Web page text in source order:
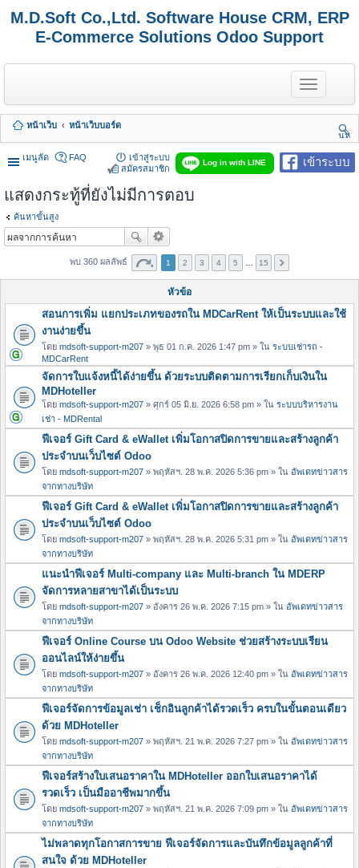
M.D.Soft Co.,Ltd. Software House CRM, ERP
E-Commerce Solutions Odoo Support
T
o
g
e
n
a
หน้าเว็บ
หน้าเว็บบอร์ด
นห
า
เมนูลัด
เข้าระบบ
Log in with LINE
FAQ
เข้าสู่ระบบ
สมัครสมาชิก
แสดงกระทู้ที่ยังไม่มีการตอบ
ค้นหาขั้นสูง
พบ 360 ผลลัพธ์ 1 2 3 4 5 15
หัวข้อ
สอนการเพิ่ม แยกประเภทของรถใน MDCarRent ให้เป็นระบบและใช้
งานง่ายขึ้น
โดย mdsoft-support-m207 » พุธ 01 ก.ค. 2026 1:47 pm » ใน ระบบเช่ารถ -
MDCarRent
จัดการใบแจ้งหนี้ได้ง่ายขึ้น ด้วยระบบติดตามการเรียกเก็บเงินใน
MDHoteller
โดย mdsoft-support-m207 » ศุกร์ 05 มิ.ย. 2026 6:58 pm » ใน ระบบบริหารงาน
เช่า - MDRental
ฟีเจอร์ Gift Card & eWallet เพิ่มโอกาสปิดการขายและสร้างลูกค้า
ประจำบนเว็บไซต์ Odoo
โดย mdsoft-support-m207 » พฤหัสฯ. 28 พ.ค. 2026 5:36 pm » ใน อัพเดทข่าวสาร
จากทางบริษัท
ฟีเจอร์ Gift Card & eWallet เพิ่มโอกาสปิดการขายและสร้างลูกค้า
ประจำบนเว็บไซต์ Odoo
โดย mdsoft-support-m207 » พฤหัสฯ. 28 พ.ค. 2026 5:31 pm » ใน อัพเดทข่าวสาร
จากทางบริษัท
แนะนำฟีเจอร์ Multi-company และ Multi-branch ใน MDERP
จัดการหลายสาขาได้เป็นระบบ
โดย mdsoft-support-m207 » อังคาร 26 พ.ค. 2026 7:15 pm » ใน อัพเดทข่าวสาร
จากทางบริษัท
ฟีเจอร์ Online Course บน Odoo Website ช่วยสร้างระบบเรียน
ออนไลน์ให้ง่ายขึ้น
โดย mdsoft-support-m207 » อังคาร 26 พ.ค. 2026 12:40 pm » ใน อัพเดทข่าวสาร
จากทางบริษัท
ฟีเจอร์จัดการข้อมูลเช่า เช็กอินลูกค้าได้รวดเร็ว ครบในขั้นตอนเดียว
ด้วย MDHoteller
โดย mdsoft-support-m207 » พฤหัสฯ. 21 พ.ค. 2026 7:27 pm » ใน อัพเดทข่าวสาร
จากทางบริษัท
ฟีเจอร์สร้างใบเสนอราคาใน MDHoteller ออกใบเสนอราคาได้
รวดเร็ว เป็นมืออาชีพมากขึ้น
โดย mdsoft-support-m207 » พฤหัสฯ. 21 พ.ค. 2026 7:09 pm » ใน อัพเดทข่าวสาร
จากทางบริษัท
ไม่พลาดทุกโอกาสการขาย ฟีเจอร์จัดการและบันทึกข้อมูลลูกค้าที่
สนใจ ด้วย MDHoteller